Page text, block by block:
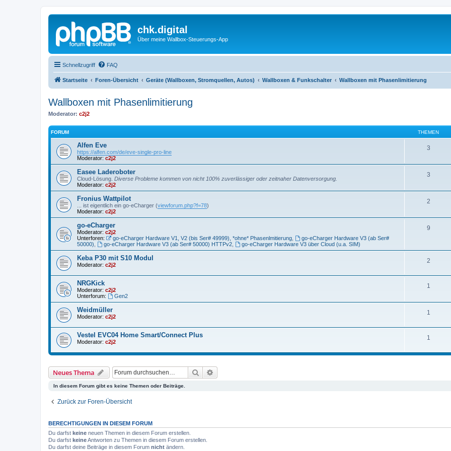
chk.digital
Über meine Wallbox-Steuerungs-App
Schnellzugriff FAQ
Startseite Foren-Übersicht Geräte (Wallboxen, Stromquellen, Autos) Wallboxen & Funkschalter Wallboxen mit Phasenlimitierung
Wallboxen mit Phasenlimitierung
Moderator: c2j2
FORUM THEMEN
Alfen Eve
https://alfen.com/de/eve-single-pro-line
Moderator: c2j2
3
Easee Laderoboter
Cloud-Lösung. Diverse Probleme kommen von nicht 100% zuverlässiger oder zeitnaher Datenversorgung.
Moderator: c2j2
3
Fronius Wattpilot
... ist eigentlich ein go-eCharger (viewforum.php?f=78)
Moderator: c2j2
2
go-eCharger
Moderator: c2j2
Unterforen:
go-eCharger Hardware V1, V2 (bis Ser# 49999), *ohne* Phasenlmitierung,
go-eCharger Hardware V3 (ab Ser#
50000)
go-eCharger Hardware V3 (ab Ser# 50000) HTTPv2, go-eCharger Hardware V3 über Cloud (u.a. SIM)
9
Keba P30 mit S10 Modul
Moderator: c2j2
2
NRGKick
Moderator: c2j2
Unterforum:
Gen2
1
Weidmüller
Moderator: c2j2
1
Vestel EVC04 Home Smart/Connect Plus
Moderator: c2j2
1
Neues Thema Suche
In diesem Forum gibt es keine Themen oder Beiträge.
Zurück zur Foren-Übersicht
BERECHTIGUNGEN IN DIESEM FORUM
Du darfst keine neuen Themen in diesem Forum erstellen.
Du darfst keineAntworten zu Themen in diesem Forum erstellen.
Du darfst deine Beiträge in diesem Forum nicht ändern.